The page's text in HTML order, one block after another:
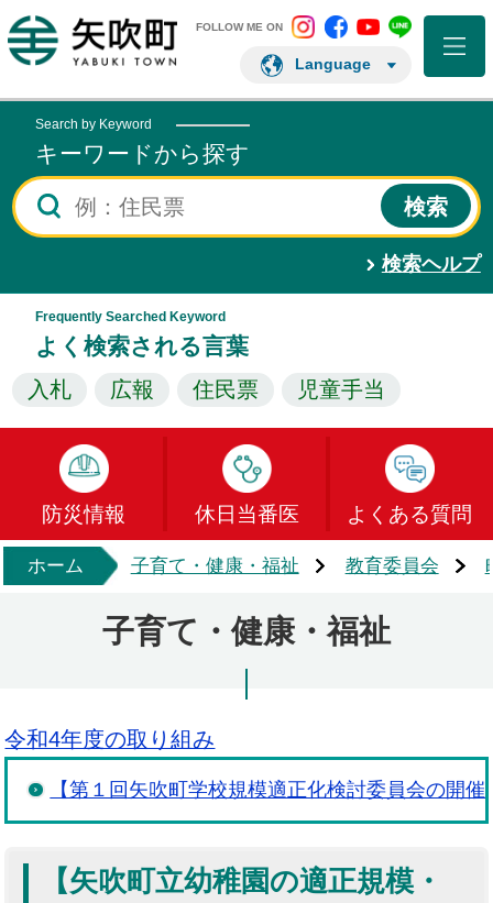
矢吹町ホームページ
FOLLOW ME ON 矢吹町 Instagram
矢吹町矢吹町矢吹町
Language
Search by Keyword
キーワードから探す
検索ヘルプ
Frequently Searched Keyword
よく検索される言葉
入札 広報 住民票 児童手当
防災情報 休日当番医 よくある質問
ホーム 子育て・健康・福祉 教育委員会
子育て・健康・福祉
令和4年度の取り組み
【第１回矢吹町学校規模適正化検討委員会の開催
【矢吹町立幼稚園の適正規模・